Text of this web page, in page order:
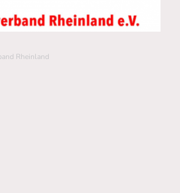
Rheinland